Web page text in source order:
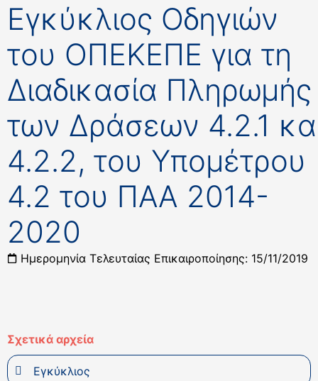
Εγκύκλιος Οδηγιών
του ΟΠΕΚΕΠΕ για τη
Διαδικασία Πληρωμής
των Δράσεων 4.2.1
4.2.2, του Υπομέτρου
4.2 του ΠΑΑ 2014-
2020
Ημερομηνία Τελευταίας Επικαιροποίησης: 15/11/2019
Σχετικά αρχεία
Εγκύκλιος